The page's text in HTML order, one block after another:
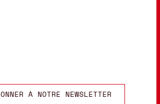
À NOTRE NEWSLETTER